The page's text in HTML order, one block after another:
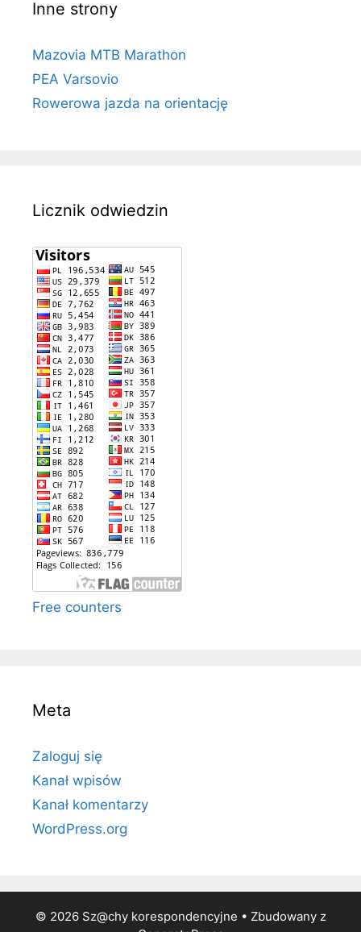
Inne strony
Mazovia MTB Marathon
PEA Varsovio
Rowerowa jazda na orientację
Licznik odwiedzin
Free counters
Meta
Zaloguj się
Kanał wpisów
Kanał komentarzy
WordPress.org
© 2026 Sz@chy korespondencyjne • Zbudowany z